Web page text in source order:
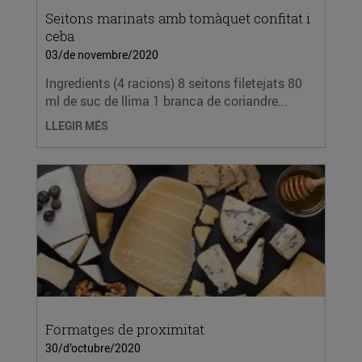
Seitons marinats amb tomàquet confitat i
ceba
03/de novembre/2020
Ingredients (4 racions) 8 seitons filetejats 80
ml de suc de llima 1 branca de coriandre...
LLEGIR MÉS
Formatges de proximitat
30/d’octubre/2020